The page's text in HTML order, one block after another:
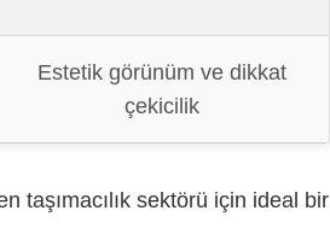
Estetik görünüm ve dikkat
çekicilik
taşımacılık sektörü için ideal bir